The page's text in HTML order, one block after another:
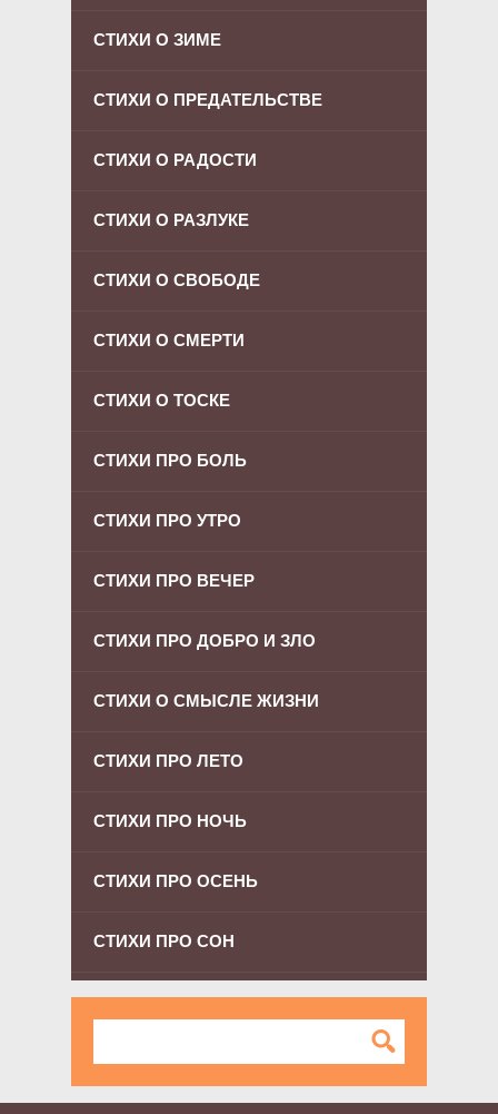
СТИХИ О ЗИМЕ
СТИХИ О ПРЕДАТЕЛЬСТВЕ
СТИХИ О РАДОСТИ
СТИХИ О РАЗЛУКЕ
СТИХИ О СВОБОДЕ
СТИХИ О СМЕРТИ
СТИХИ О ТОСКЕ
СТИХИ ПРО БОЛЬ
СТИХИ ПРО УТРО
СТИХИ ПРО ВЕЧЕР
СТИХИ ПРО ДОБРО И ЗЛО
СТИХИ О СМЫСЛЕ ЖИЗНИ
СТИХИ ПРО ЛЕТО
СТИХИ ПРО НОЧЬ
СТИХИ ПРО ОСЕНЬ
СТИХИ ПРО СОН